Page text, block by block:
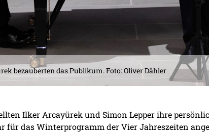
bezauberten das Publikum. Foto: Oliver Dähler
Ilker Arcayürek und Simon Lepper ihre
für das Winterprogramm der Vier Jahreszeiten